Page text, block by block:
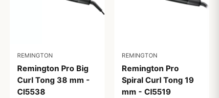
REMINGTON
Remington Pro Big
Curl Tong 38 mm -
CI5538
REMINGTON
Remington Pro
Spiral Curl Tong 19
mm - CI5519